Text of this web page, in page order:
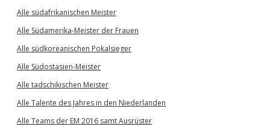
Alle südafrikanischen Meister
Alle Südamerika-Meister der Frauen
Alle südkoreanischen Pokalsieger
Alle Südostasien-Meister
Alle tadschikischen Meister
Alle Talente des Jahres in den Niederlanden
Alle Teams der EM 2016 samt Ausrüster